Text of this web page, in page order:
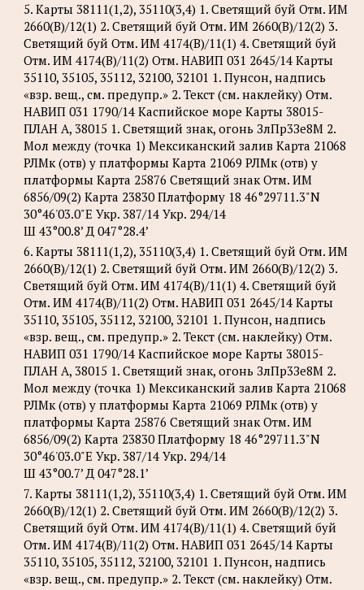
5. Карты 38111(1,2), 35110(3,4) 1. Светящий буй Отм. ИМ
2660(В)/12(1) 2. Светящий буй Отм. ИМ 2660(В)/12(2) 3.
Светящий буй Отм. ИМ 4174(B)/11(1) 4. Светящий буй
Отм. ИМ 4174(B)/11(2) Отм. НАВИП 031 2645/14 Карты
35110, 35105, 35112, 32100, 32101 1. Пунсон, надпись
«взр. вещ., см. предупр.» 2. Текст (см. наклейку) Отм.
НАВИП 031 1790/14 Каспийское море Карты 38015-
ПЛАН А, 38015 1. Светящий знак, огонь ЗлПр3Зе8М 2.
Мол между (точка 1) Мексиканский залив Карта 21068
РЛМк (отв) у платформы Карта 21069 РЛМк (отв) у
платформы Карта 25876 Светящий знак Отм. ИМ
6856/09(2) Карта 23830 Платформу 18 46°29711.3"N
30°46'03.0"Е Укр. 387/14 Укр. 294/14
Ш 43°00.8’ Д 047°28.4’
6. Карты 38111(1,2), 35110(3,4) 1. Светящий буй Отм. ИМ
2660(В)/12(1) 2. Светящий буй Отм. ИМ 2660(В)/12(2) 3.
Светящий буй Отм. ИМ 4174(B)/11(1) 4. Светящий буй
Отм. ИМ 4174(B)/11(2) Отм. НАВИП 031 2645/14 Карты
35110, 35105, 35112, 32100, 32101 1. Пунсон, надпись
«взр. вещ., см. предупр.» 2. Текст (см. наклейку) Отм.
НАВИП 031 1790/14 Каспийское море Карты 38015-
ПЛАН А, 38015 1. Светящий знак, огонь ЗлПр3Зе8М 2.
Мол между (точка 1) Мексиканский залив Карта 21068
РЛМк (отв) у платформы Карта 21069 РЛМк (отв) у
платформы Карта 25876 Светящий знак Отм. ИМ
6856/09(2) Карта 23830 Платформу 18 46°29711.3"N
30°46'03.0"Е Укр. 387/14 Укр. 294/14
Ш 43°00.7’ Д 047°28.1’
7. Карты 38111(1,2), 35110(3,4) 1. Светящий буй Отм. ИМ
2660(В)/12(1) 2. Светящий буй Отм. ИМ 2660(В)/12(2) 3.
Светящий буй Отм. ИМ 4174(B)/11(1) 4. Светящий буй
Отм. ИМ 4174(B)/11(2) Отм. НАВИП 031 2645/14 Карты
35110, 35105, 35112, 32100, 32101 1. Пунсон, надпись
«взр. вещ., см. предупр.» 2. Текст (см. наклейку) Отм.